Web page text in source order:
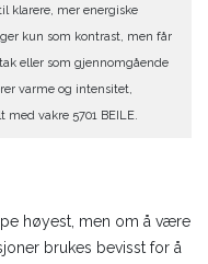
klarere, mer energiske
kun som kontrast, men får
eller som gjennomgående
varme og intensitet,
vakre 5701 BEILE.
høyest, men om å være
brukes bevisst for å